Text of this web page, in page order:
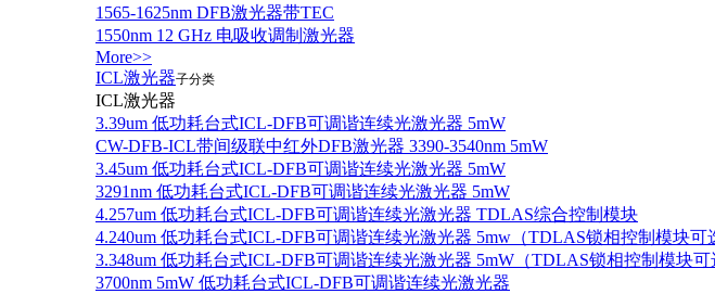
1565-1625nm DFB激光器带TEC
1550nm 12 GHz 电吸收调制激光器
More>>
ICL激光器子分类
ICL激光器
3.39um 低功耗台式ICL-DFB可调谐连续光激光器 5mW
CW-DFB-ICL带间级联中红外DFB激光器 3390-3540nm 5mW
3.45um 低功耗台式ICL-DFB可调谐连续光激光器 5mW
3291nm 低功耗台式ICL-DFB可调谐连续光激光器 5mW
4.257um 低功耗台式ICL-DFB可调谐连续光激光器 TDLAS综合控制模块
4.240um 低功耗台式ICL-DFB可调谐连续光激光器 5mw（TDLAS锁相控制模块可
3.348um 低功耗台式ICL-DFB可调谐连续光激光器 5mW（TDLAS锁相控制模块可
3700nm 5mW 低功耗台式ICL-DFB可调谐连续光激光器